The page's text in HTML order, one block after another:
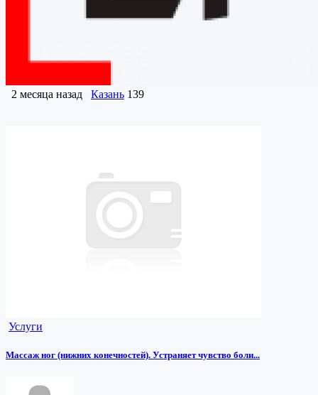
2 месяца назад Казань 139
Услуги
Массаж ног (нижних конечностей). Устраняет чувство боли...